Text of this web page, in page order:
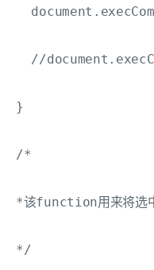
//
}
/*
*该function用来将选
*/